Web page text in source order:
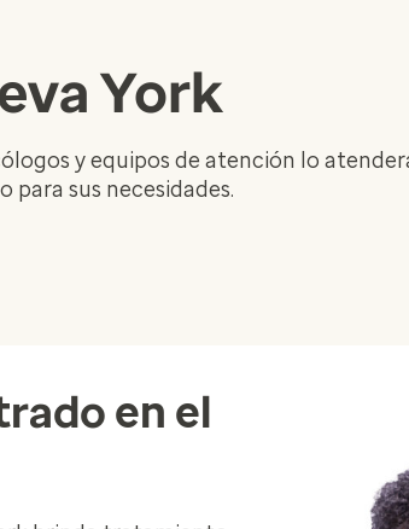
York
y equipos de atención lo
sus necesidades.
en el